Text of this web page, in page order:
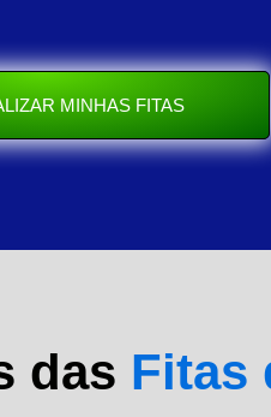
MINHAS FITAS
das Fitas